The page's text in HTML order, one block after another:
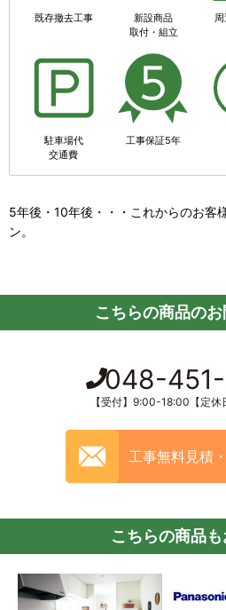
既存撤去工事
新設商品
取付・組立
駐車場代
交通費
工事保証5年
5年後・10年後・・・これからのお客
ン。
こちらの商品の
048-
【受付】9:00-18:00【定休
工事無料見積
こちらの商品